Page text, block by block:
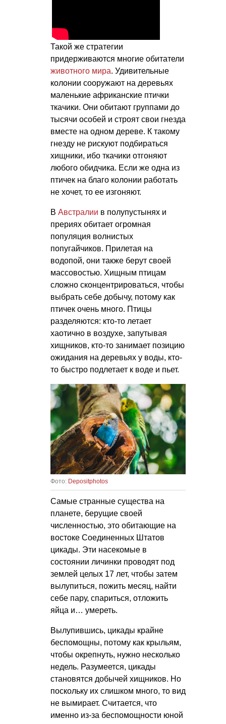
Такой же стратегии
придерживаются многие обитатели
животного мира. Удивительные
колонии сооружают на деревьях
маленькие африканские птички
ткачики. Они обитают группами до
тысячи особей и строят свои гнезда
вместе на одном дереве. К такому
гнезду не рискуют подбираться
хищники, ибо ткачики отгоняют
любого обидчика. Если же одна из
птичек на благо колонии работать
не хочет, то ее изгоняют.
В Австралии в полупустынях и
прериях обитает огромная
популяция волнистых
попугайчиков. Прилетая на
водопой, они также берут своей
массовостью. Хищным птицам
сложно сконцентрироваться, чтобы
выбрать себе добычу, потому как
птичек очень много. Птицы
разделяются: кто-то летает
хаотично в воздухе, запутывая
хищников, кто-то занимает позицию
ожидания на деревьях у воды, кто-
то быстро подлетает к воде и пьет.
Фото: Depositphotos
Самые странные существа на
планете, берущие своей
численностью, это обитающие на
востоке Соединенных Штатов
цикады. Эти насекомые в
состоянии личинки проводят под
землей целых 17 лет, чтобы затем
вылупиться, пожить месяц, найти
себе пару, спариться, отложить
яйца и… умереть.
Вылупившись, цикады крайне
беспомощны, потому как крыльям,
чтобы окрепнуть, нужно несколько
недель. Разумеется, цикады
становятся добычей хищников. Но
поскольку их слишком много, то вид
не вымирает. Считается, что
именно из-за беспомощности юной